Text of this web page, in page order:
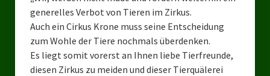
Landesverband Hamburg
Landesverband Berlin
Kommunale Gremien
generelles Verbot von Tieren im Zirkus.
Auch ein Cirkus Krone muss seine Entscheidung
zum Wohle der Tiere nochmals überdenken.
Es liegt somit vorerst an Ihnen liebe Tierfreunde,
diesen Zirkus zu meiden und dieser Tierquälerei